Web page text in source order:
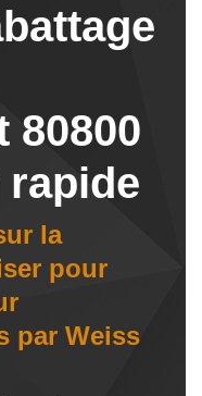
80800
la
pour
par Weiss